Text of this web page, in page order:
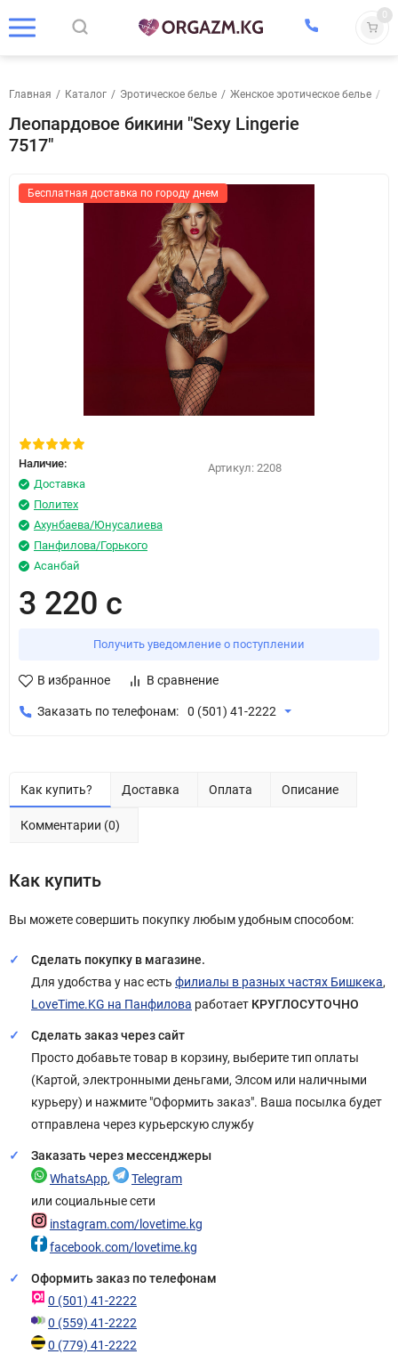
0
Главная / Каталог / Эротическое белье / Женское эротическое белье /
Леопардовое бикини "Sexy Lingerie
7517"
Бесплатная доставка по городу днем
Наличие:
Доставка
Политех
Ахунбаева/Юнусалиева
Панфилова/Горького
Асанбай
Артикул: 2208
3 220 с
Получить уведомление о поступлении
В избранное В сравнение
Заказать по телефонам: 0 (501) 41-2222
Как купить? Доставка Оплата Описание
Комментарии (0)
Как купить
Вы можете совершить покупку любым удобным способом:
Сделать покупку в магазине.
Для удобства у нас есть филиалы в разных частях Бишкека,
LoveTime.KG на Панфилова работает КРУГЛОСУТОЧНО
Сделать заказ через сайт
Просто добавьте товар в корзину, выберите тип оплаты
(Картой, электронными деньгами, Элсом или наличными
курьеру) и нажмите "Оформить заказ". Ваша посылка будет
отправлена через курьерскую службу
Заказать через мессенджеры
WhatsApp,
Telegram
или социальные сети
instagram.com/lovetime.kg
facebook.com/lovetime.kg
Оформить заказ по телефонам
0 (501) 41-2222
0 (559) 41-2222
0 (779) 41-2222